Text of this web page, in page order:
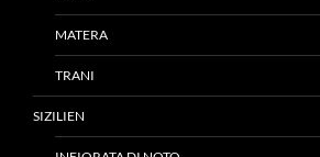
MATERA
TRANI
SIZILIEN